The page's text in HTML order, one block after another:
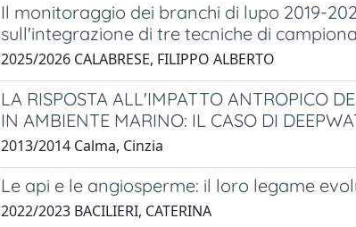
Il monitoraggio dei branchi di lupo 2019-
sull'integrazione di tre tecniche di
2025/2026 CALABRESE, FILIPPO ALBERTO
LA RISPOSTA ALL'IMPATTO ANTROPICO
IN AMBIENTE MARINO: IL CASO DI
2013/2014 Calma, Cinzia
Le api e le angiosperme: il loro legame
2022/2023 BACILIERI, CATERINA